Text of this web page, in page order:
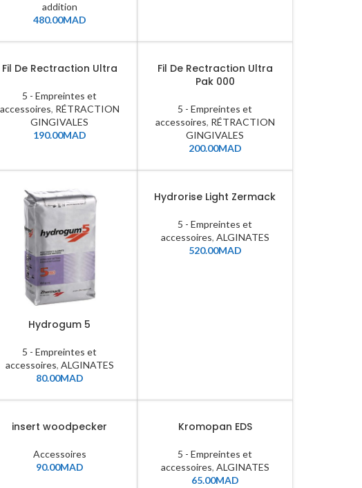
addition
480.00MAD
Fil De Rectraction Ultra
5 - Empreintes et
accessoires, RÉTRACTION
GINGIVALES
190.00MAD
Fil De Rectraction Ultra
Pak 000
5 - Empreintes et
accessoires, RÉTRACTION
GINGIVALES
200.00MAD
Hydrogum 5
5 - Empreintes et
accessoires, ALGINATES
80.00MAD
Hydrorise Light Zermack
5 - Empreintes et
accessoires, ALGINATES
520.00MAD
insert woodpecker
Accessoires
90.00MAD
Kromopan EDS
5 - Empreintes et
accessoires, ALGINATES
65.00MAD